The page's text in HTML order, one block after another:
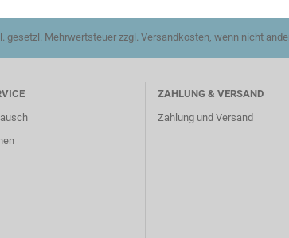
gesetzl. Mehrwertsteuer zzgl. Versandkosten, wenn nicht
ZAHLUNG & VERSAND
Zahlung und Versand